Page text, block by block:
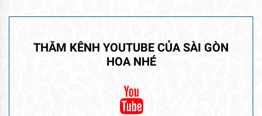
THĂM KÊNH YOUTUBE CỦA SÀI GÒN
HOA NHÉ